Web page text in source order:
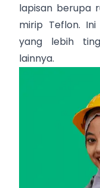
lapisan berupa
mirip Teflon.
yang lebih
lainnya.